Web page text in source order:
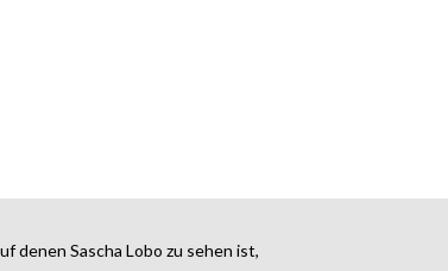
denen Sascha Lobo zu sehen ist,